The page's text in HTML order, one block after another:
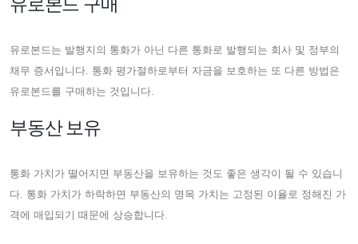
유로본드는 발행지의 통화가 아닌 다른 통화로 발행되는 회사 및 정부의
채무 증서입니다. 통화 평가절하로부터 자금을 보호하는 또 다른 방법은
유로본드를 구매하는 것입니다.
부동산 보유
통화 가치가 떨어지면 부동산을 보유하는 것도 좋은 생각이 될 수 있습니
다. 통화 가치가 하락하면 부동산의 명목 가치는 고정된 이율로 정해진 가
격에 매입되기 때문에 상승합니다.